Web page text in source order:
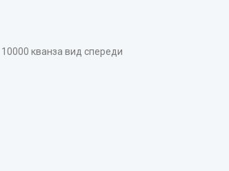
10000 кванза вид спереди